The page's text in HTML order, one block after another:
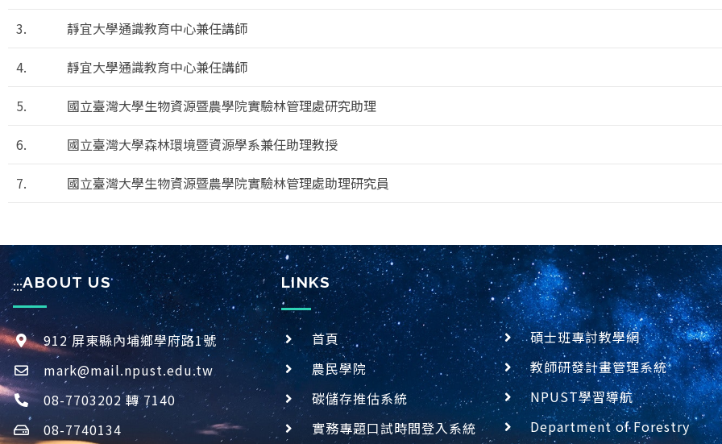
3.
靜宜大學通識教育中心兼任講師
4.
靜宜大學通識教育中心兼任講師
5.
國立臺灣大學生物資源暨農學院實驗林管理處研究助理
6.
國立臺灣大學森林環境暨資源學系兼任助理教授
7.
國立臺灣大學生物資源暨農學院實驗林管理處助理研究員
:::ABOUT US
912 屏東縣內埔鄉學府路1號
mark@mail.npust.edu.tw
08-7703202 轉 7140
08-7740134
LINKS
首頁
農民學院
碳儲存推估系統
實務專題口試時間登入系統
碩士班專討教學網
教師研發計畫管理系統
NPUST學習導航
Department of Forestry